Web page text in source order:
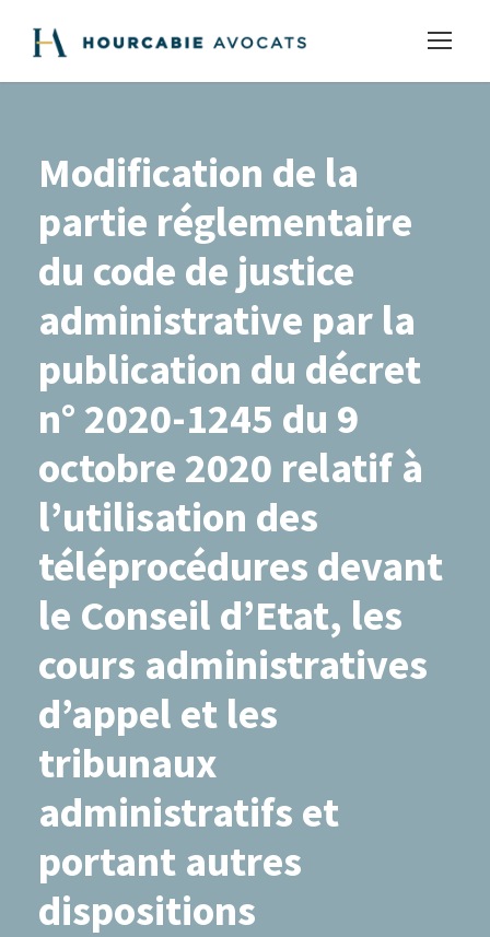
Modification de la
partie réglementaire
du code de justice
administrative par la
publication du décret
n° 2020-1245 du 9
octobre 2020 relatif à
l’utilisation des
téléprocédures devant
le Conseil d’Etat, les
cours administratives
d’appel et les
tribunaux
administratifs et
portant autres
dispositions